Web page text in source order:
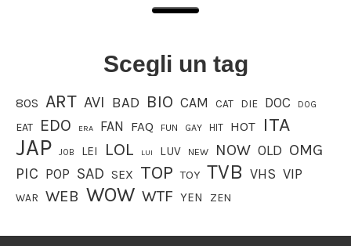
Scegli un tag
80S ART AVI BAD BIO CAM CAT DIE DOC DOG
EAT EDO ERA FAN FAQ FUN GAY HIT HOT ITA
JAP JOB LEI LOL LUI LUV NEW NOW OLD OMG
PIC POP SAD SEX TOP TOY TVB VHS VIP
WAR WEB WOW WTF YEN ZEN